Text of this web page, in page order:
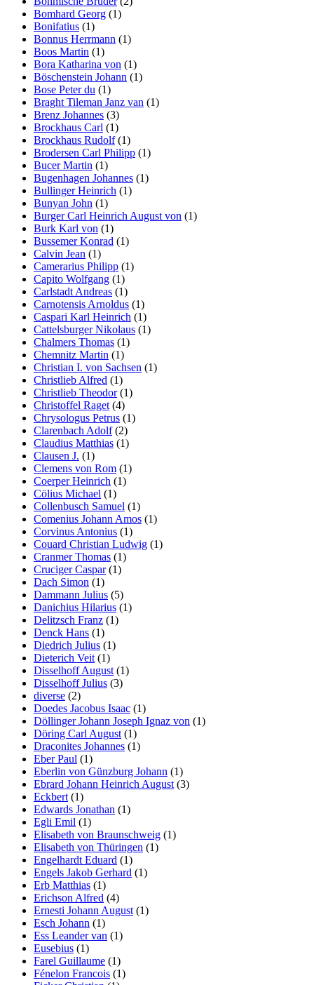
Bomhard Georg (1)
Bonifatius (1)
Bonnus Herrmann (1)
Boos Martin (1)
Bora Katharina von (1)
Böschenstein Johann (1)
Bose Peter du (1)
Braght Tileman Janz van (1)
Brenz Johannes (3)
Brockhaus Carl (1)
Brockhaus Rudolf(1)
Brodersen Carl Philipp (1)
Bucer Martin (1)
Bugenhagen Johannes (1)
Bullinger Heinrich (1)
Bunyan John (1)
Burger Carl Heinrich August von (1)
Burk Karl von (1)
Bussemer Konrad (1)
Calvin Jean (1)
Camerarius Philipp (1)
Capito Wolfgang (1)
Carlstadt Andreas (1)
Carnotensis Arnoldus (1)
Caspari Karl Heinrich (1)
Cattelsburger Nikolaus (1)
Chalmers Thomas (1)
Chemnitz Martin (1)
Christian I. von Sachsen (1)
Christlieb Alfred (1)
Christlieb Theodor(1)
Christoffel Raget (4)
Chrysologus Petrus (1)
Clarenbach Adolf(2)
Claudius Matthias (1)
Clausen J. (1)
Clemens von Rom (1)
Coerper Heinrich (1)
Cölius Michael (1)
Collenbusch Samuel (1)
Comenius Johann Amos (1)
Corvinus Antonius (1)
Couard Christian Ludwig (1)
Cranmer Thomas (1)
Cruciger Caspar(1)
Dach Simon (1)
Dammann Julius (5)
Danichius Hilarius (1)
Delitzsch Franz (1)
Denck Hans (1)
Diedrich Julius (1)
Dieterich Veit (1)
Disselhoff August (1)
Disselhoff Julius (3)
diverse (2)
Doedes Jacobus Isaac (1)
Döllinger Johann Joseph Ignaz von (1)
Döring Carl August (1)
Draconites Johannes (1)
Eber Paul (1)
Eberlin von Günzburg Johann (1)
Ebrard Johann Heinrich August (3)
Eckbert (1)
Edwards Jonathan (1)
Egli Emil (1)
Elisabeth von Braunschweig (1)
Elisabeth von Thüringen (1)
Engelhardt Eduard (1)
Engels Jakob Gerhard (1)
Erb Matthias (1)
Erichson Alfred (4)
Ernesti Johann August (1)
Esch Johann (1)
Ess Leander van (1)
Eusebius (1)
Farel Guillaume (1)
Fénelon Francois (1)